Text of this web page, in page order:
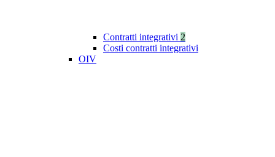
Contratti integrativi 2
Costi contratti integrativi
OIV